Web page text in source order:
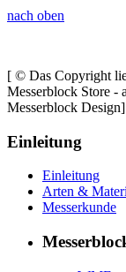
nach oben
[ © Das Copyright
Messerblock Store -
Messerblock Design]
Einleitung
Einleitung
Arten &
Messerkunde